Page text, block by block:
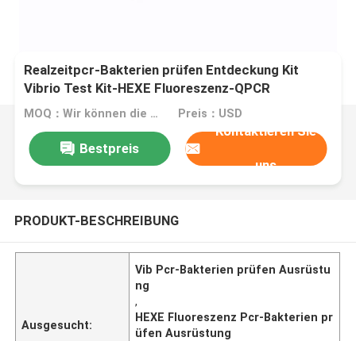
Realzeitpcr-Bakterien prüfen Entdeckung Kit
Vibrio Test Kit-HEXE Fluoreszenz-QPCR
MOQ：Wir können die flüssigen und lyophilisierten Ausrüstungen produzieren Preis：USD
Bestpreis
Kontaktieren Sie
uns
PRODUKT-BESCHREIBUNG
Ausgesucht:
Vib Pcr-Bakterien prüfen Ausrüstu
ng
,
HEXE Fluoreszenz Pcr-Bakterien pr
üfen Ausrüstung